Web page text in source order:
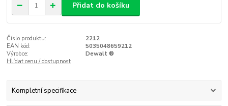
Přidat do košíku
Číslo produktu:
2212
EAN kód:
5035048659212
Výrobce:
Dewalt ®
Hlídat cenu / dostupnost
Kompletní specifikace